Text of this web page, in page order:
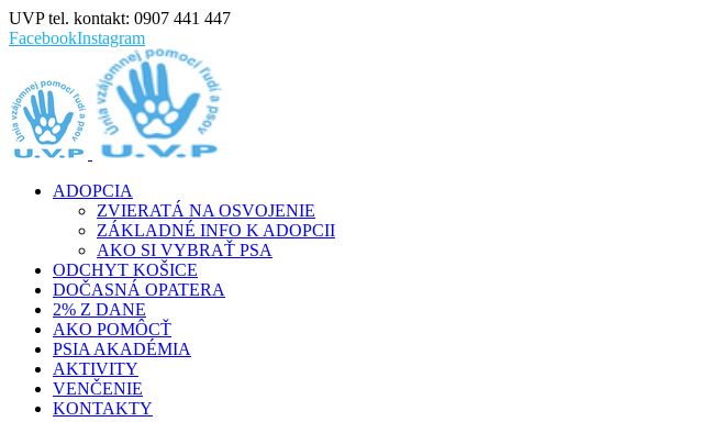
UVP tel. kontakt: 0907 441 447
FacebookInstagram
ADOPCIA
ZVIERATÁ NA OSVOJENIE
ZÁKLADNÉ INFO K ADOPCII
AKO SI VYBRAŤ PSA
ODCHYT KOŠICE
DOČASNÁ OPATERA
2% Z DANE
AKO POMÔCŤ
PSIA AKADÉMIA
AKTIVITY
VENČENIE
KONTAKTY